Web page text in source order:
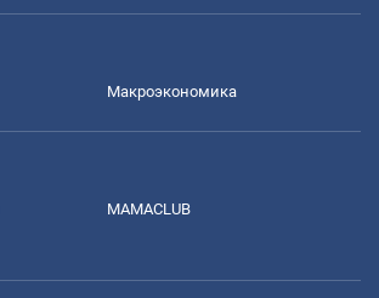
Mакроэкономика
MAMACLUB